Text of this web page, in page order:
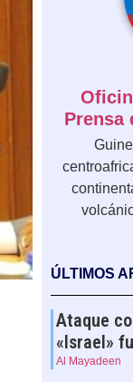
Prensa
ÚLTIMOS
Ataque
«Israel»
Al Mayadeen